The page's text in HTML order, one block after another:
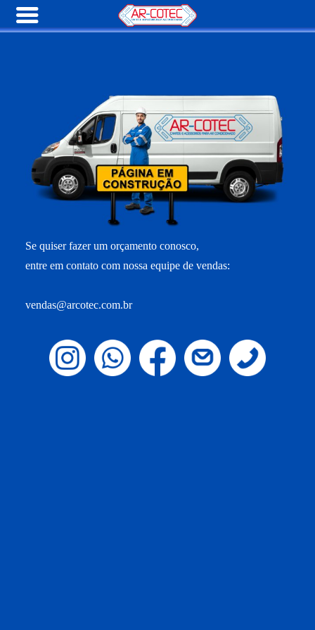
Se quiser fazer um orçamento conosco,
entre em contato com nossa equipe de vendas:
vendas@arcotec.com.br